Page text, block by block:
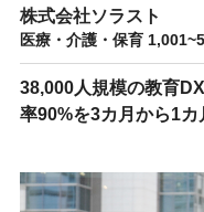
株式会社ソラスト
医療・介護・保育
38,000人規模の教育
率90%を3カ月から1